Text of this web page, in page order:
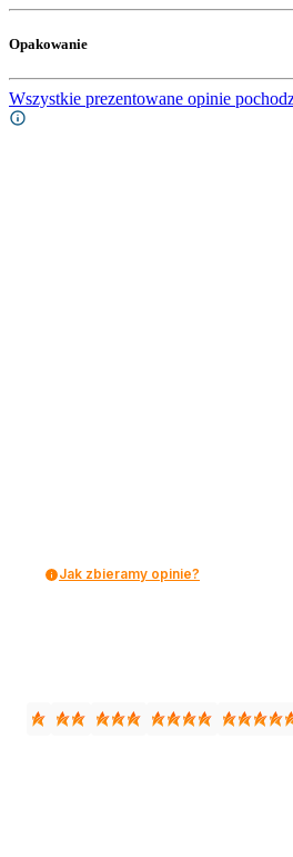
Opakowanie
Wszystkie prezentowane opinie
Jak zbieramy opinie?